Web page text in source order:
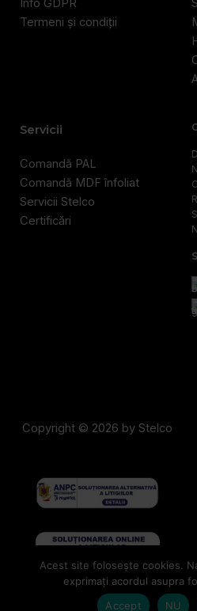
Info GDPR
Termeni și condiții
Servicii
Comandă PAL
Comandă MDF înfoliat
Servicii Stelco
Certificări
Copyright © 2026 by Stelco
Acest site folosește cookies.
exprimați acordul asupra
Accept
NU